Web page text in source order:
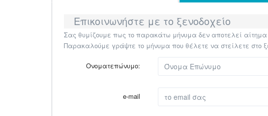
Επικοινωνήστε με το ξενοδοχείο
Σας θυμίζουμε πως το παρακάτω μήνυμα δεν αποτελεί
Παρακαλούμε γράψτε το μήνυμα που θέλετε να στείλετε στο
Ονοματεπώνυμο:
e-mail